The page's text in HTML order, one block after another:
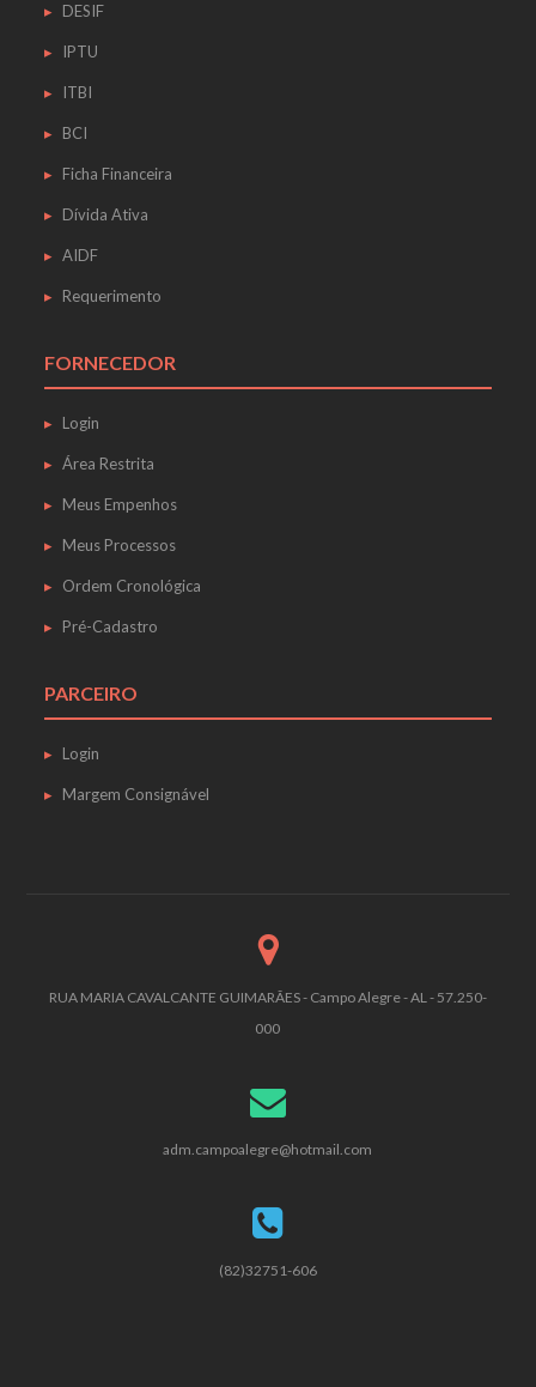
DESIF
IPTU
ITBI
BCI
Ficha Financeira
Dívida Ativa
AIDF
Requerimento
FORNECEDOR
Login
Área Restrita
Meus Empenhos
Meus Processos
Ordem Cronológica
Pré-Cadastro
PARCEIRO
Login
Margem Consignável
RUA MARIA CAVALCANTE GUIMARÃES - Campo Alegre - AL - 57.250-
000
adm.campoalegre@hotmail.com
(82)32751-606